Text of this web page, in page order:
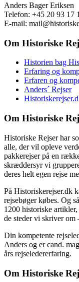
Anders Bager Eriksen
Telefon: +45 20 93 17
E-mail:
Om Historiske
Historien bag
Erfaring og
Erfaren og
Anders´ Rejser
Om Historiske
Historiske Rejser har
alle, der vil opleve
pakkerejser på en
skræddersyr vi
deres helt egen rejse
På Historiskerejser.dk
rejsebøger købes. Og
1200 historiske
de steder vi skriver om
Din kompetente
Anders og er cand.
års rejseledererfaring.
Om Historiske